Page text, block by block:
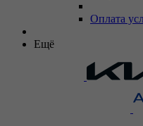
Оплата
Ещё